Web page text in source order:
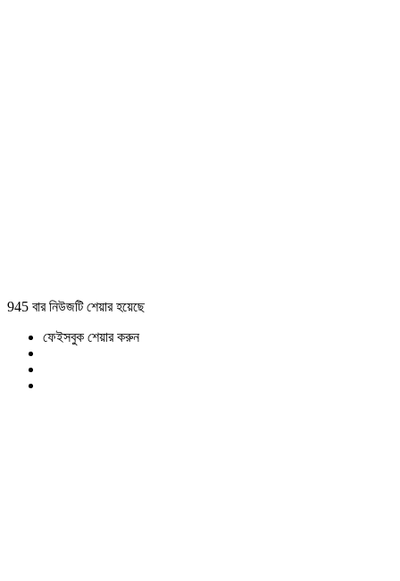
945 বার নিউজটি শেয়ার হয়েছে
ফেইসবুক শেয়ার করুন